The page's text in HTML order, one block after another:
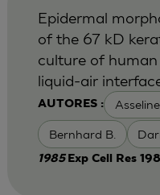
AUTORES :
Bernhard B.
Epidermal
of the 67 kD
culture of
liquid-air
1985 Exp Cell Res